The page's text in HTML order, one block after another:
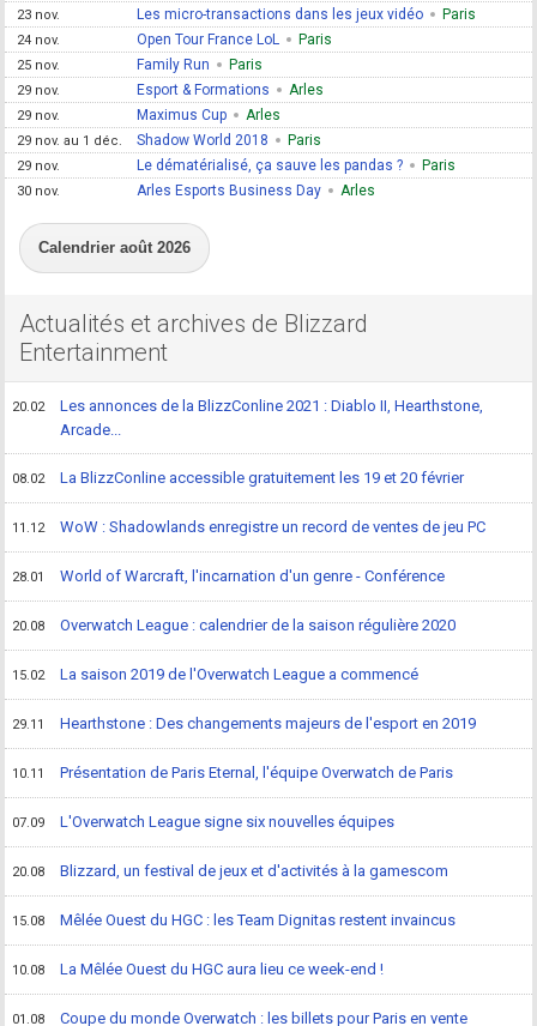
23 nov. Les micro-transactions dans les jeux vidéo Paris
24 nov. Open Tour France LoL Paris
25 nov. Family Run Paris
29 nov. Esport & Formations Arles
29 nov. Maximus Cup Arles
29 nov. au 1 déc. Shadow World 2018 Paris
29 nov. Le dématérialisé, ça sauve les pandas ? Paris
30 nov. Arles Esports Business Day Arles
Calendrier août 2026
Actualités et archives de Blizzard
Entertainment
20.02
Les annonces de la BlizzConline 2021 : Diablo II, Hearthstone,
Arcade...
08.02 La BlizzConline accessible gratuitement les 19 et 20 février
11.12 WoW : Shadowlands enregistre un record de ventes de jeu PC
28.01 World of Warcraft, l'incarnation d'un genre - Conférence
20.08 Overwatch League : calendrier de la saison régulière 2020
15.02 La saison 2019 de l'Overwatch League a commencé
29.11 Hearthstone : Des changements majeurs de l'esport en 2019
10.11 Présentation de Paris Eternal, l'équipe Overwatch de Paris
07.09 L'Overwatch League signe six nouvelles équipes
20.08 Blizzard, un festival de jeux et d'activités à la gamescom
15.08 Mêlée Ouest du HGC : les Team Dignitas restent invaincus
10.08 La Mêlée Ouest du HGC aura lieu ce week-end !
01.08 Coupe du monde Overwatch : les billets pour Paris en vente